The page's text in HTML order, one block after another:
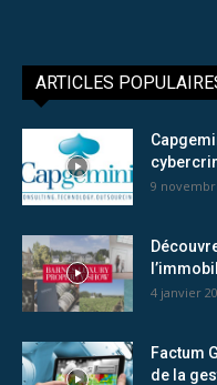
ARTICLES
9
4 janvier
Factum
de la